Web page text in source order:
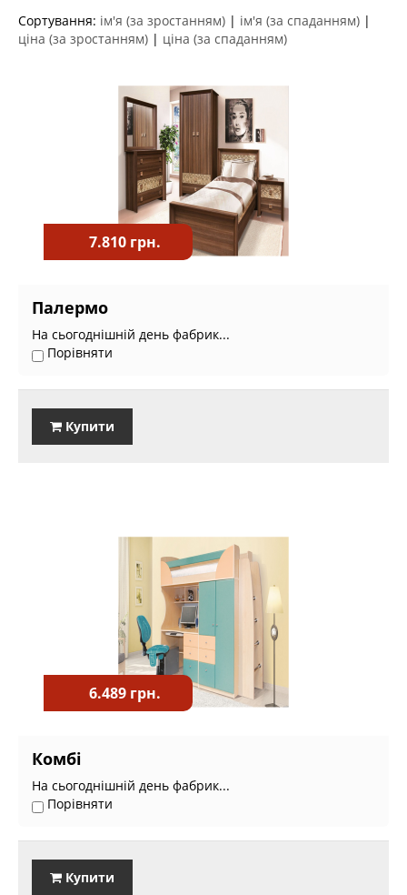
Сортування: ім'я (за зростанням) | ім'я (за спаданням) |
ціна (за зростанням) | ціна (за спаданням)
7.810 грн.
Палермо
На сьогоднішній день фабрик...
Порівняти
Купити
6.489 грн.
Комбі
На сьогоднішній день фабрик...
Порівняти
Купити